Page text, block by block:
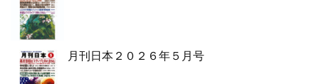
月刊日本２０２６年５月号